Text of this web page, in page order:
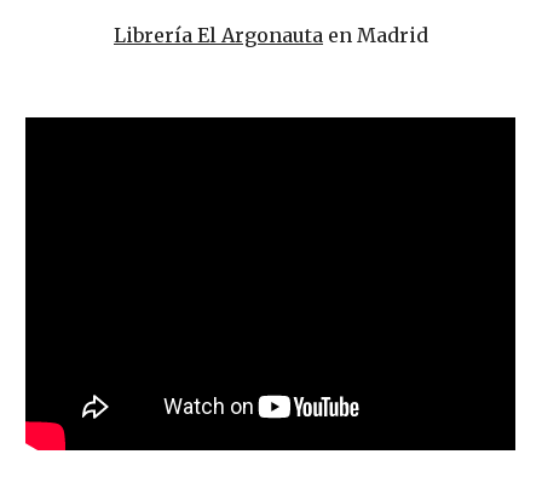
Librería El Argonauta en Madrid